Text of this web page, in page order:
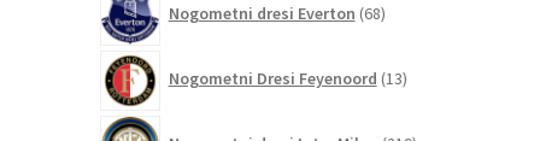
Nogometni dresi Everton 68izdelkov
Nogometni Dresi Feyenoord 13izdelkov